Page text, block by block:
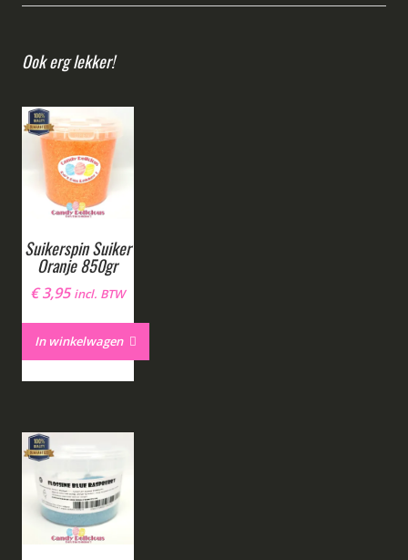
Ook erg lekker!
Suikerspin Suiker
Oranje 850gr
€3,95 incl. BTW
In winkelwagen